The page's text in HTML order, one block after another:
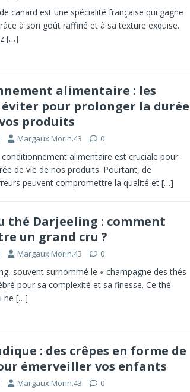
canard est une spécialité française qui gagne
à son goût raffiné et à sa texture exquise.
[…]
alimentaire : les
pour prolonger la durée
produits
Margaux.Morin.43 0
alimentaire est cruciale pour
de vie de nos produits. Pourtant, de
peuvent compromettre la qualité et […]
thé Darjeeling : comment
un grand cru ?
Margaux.Morin.43 0
souvent surnommé le « champagne des thés
pour sa complexité et sa finesse. Ce thé
ne […]
: des crêpes en forme de
émerveiller vos enfants
Margaux.Morin.43 0